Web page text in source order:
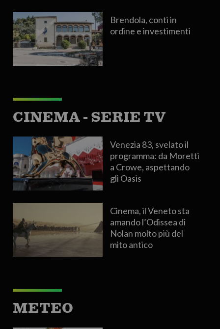
Brendola, conti in
ordine e investimenti
CINEMA - SERIE TV
Venezia 83, svelato il
programma: da Moretti
a Crowe, aspettando
gli Oasis
Cinema, il Veneto sta
amando l’Odissea di
Nolan molto più del
mito antico
METEO